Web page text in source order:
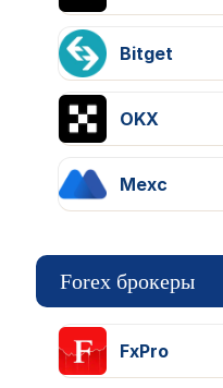
Bitget
OKX
Mexc
Forex брокеры
FxPro